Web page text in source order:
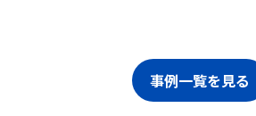
事例一覧を見る